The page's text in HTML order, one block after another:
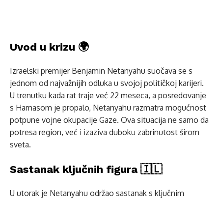
Uvod u krizu 🌍
Izraelski premijer Benjamin Netanyahu suočava se s
jednom od najvažnijih odluka u svojoj političkoj karijeri.
U trenutku kada rat traje već 22 meseca, a posredovanje
s Hamasom je propalo, Netanyahu razmatra mogućnost
potpune vojne okupacije Gaze. Ova situacija ne samo da
potresa region, već i izaziva duboku zabrinutost širom
sveta.
Sastanak ključnih figura 🇮🇱
U utorak je Netanyahu održao sastanak s ključnim